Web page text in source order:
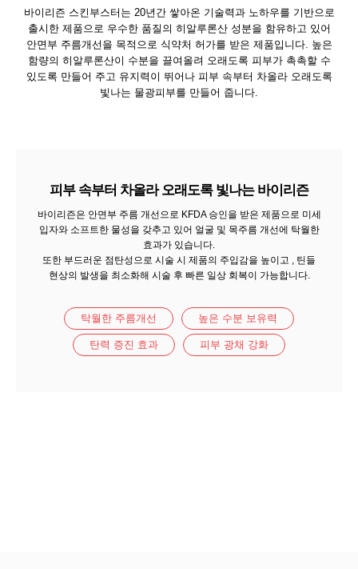
바이리즌 스킨부스터는 20년간 쌓아온 기술력과 노하우를 기반으로
출시한 제품으로 우수한 품질의 히알루론산 성분을 함유하고 있어
안면부 주름개선을 목적으로 식약처 허가를 받은 제품입니다. 높은
함량의 히알루론산이 수분을 끌여올려 오래도록 피부가 촉촉할 수
있도록 만들어 주고 유지력이 뛰어나 피부 속부터 차올라 오래도록
빛나는 물광피부를 만들어 줍니다.
피부 속부터 차올라 오래도록 빛나는 바이리즌
바이리즌은 안면부 주름 개선으로 KFDA 승인을 받은 제품으로 미세
입자와 소프트한 물성을 갖추고 있어 얼굴 및 목주름 개선에 탁월한
효과가 있습니다.
또한 부드러운 점탄성으로 시술 시 제품의 주입감을 높이고 , 틴들
현상의 발생을 최소화해 시술 후 빠른 일상 회복이 가능합니다.
탁월한 주름개선 높은 수분 보유력
탄력 증진 효과 피부 광채 강화